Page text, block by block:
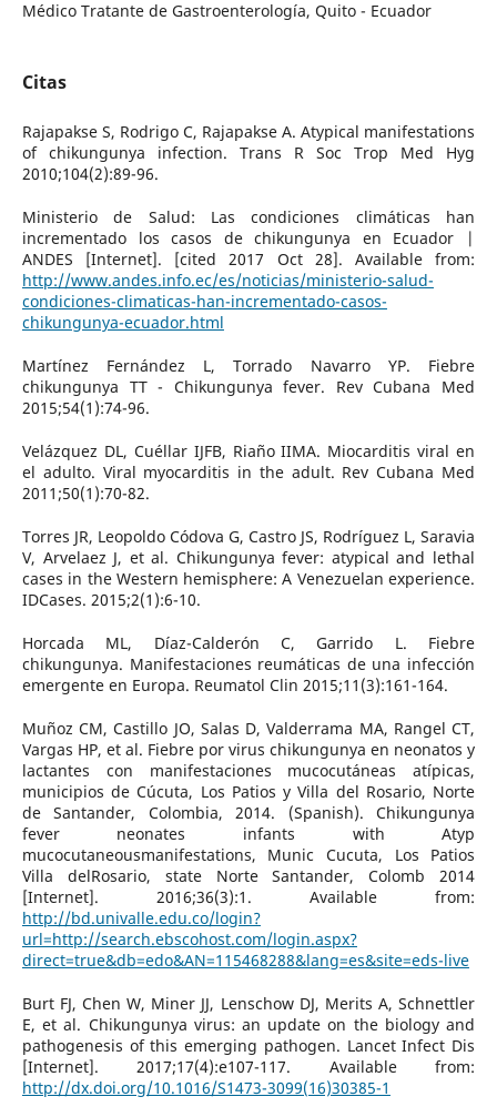
Médico Tratante de Gastroenterología, Quito - Ecuador
Citas
Rajapakse S, Rodrigo C, Rajapakse A. Atypical manifestations
of chikungunya infection. Trans R Soc Trop Med Hyg
2010;104(2):89-96.
Ministerio de Salud: Las condiciones climáticas han
incrementado los casos de chikungunya en Ecuador |
ANDES [Internet]. [cited 2017 Oct 28]. Available from:
http://www.andes.info.ec/es/noticias/ministerio-salud-
condiciones-climaticas-han-incrementado-casos-
chikungunya-ecuador.html
Martínez Fernández L, Torrado Navarro YP. Fiebre
chikungunya TT - Chikungunya fever. Rev Cubana Med
2015;54(1):74-96.
Velázquez DL, Cuéllar IJFB, Riaño IIMA. Miocarditis viral en
el adulto. Viral myocarditis in the adult. Rev Cubana Med
2011;50(1):70-82.
Torres JR, Leopoldo Códova G, Castro JS, Rodríguez L, Saravia
V, Arvelaez J, et al. Chikungunya fever: atypical and lethal
cases in the Western hemisphere: A Venezuelan experience.
IDCases. 2015;2(1):6-10.
Horcada ML, Díaz-Calderón C, Garrido L. Fiebre
chikungunya. Manifestaciones reumáticas de una infección
emergente en Europa. Reumatol Clin 2015;11(3):161-164.
Muñoz CM, Castillo JO, Salas D, Valderrama MA, Rangel CT,
Vargas HP, et al. Fiebre por virus chikungunya en neonatos y
lactantes con manifestaciones mucocutáneas atípicas,
municipios de Cúcuta, Los Patios y Villa del Rosario, Norte
de Santander, Colombia, 2014. (Spanish). Chikungunya
fever neonates infants with Atyp
mucocutaneousmanifestations, Munic Cucuta, Los Patios
Villa delRosario, state Norte Santander, Colomb 2014
[Internet]. 2016;36(3):1. Available from:
http://bd.univalle.edu.co/login?
url=http://search.ebscohost.com/login.aspx?
direct=true&db=edo&AN=115468288&lang=es&site=eds-live
Burt FJ, Chen W, Miner JJ, Lenschow DJ, Merits A, Schnettler
E, et al. Chikungunya virus: an update on the biology and
pathogenesis of this emerging pathogen. Lancet Infect Dis
[Internet]. 2017;17(4):e107-117. Available from:
http://dx.doi.org/10.1016/S1473-3099(16)30385-1